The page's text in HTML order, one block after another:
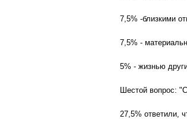
7,5% -близкими
7,5% -
5% - жизнью
Шестой вопрос:
27,5% ответили,